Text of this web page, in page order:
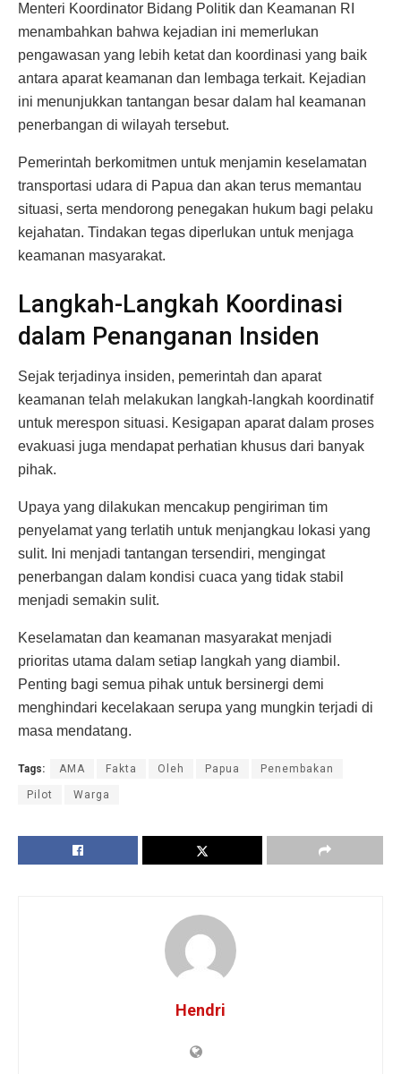
Menteri Koordinator Bidang Politik dan Keamanan RI
menambahkan bahwa kejadian ini memerlukan
pengawasan yang lebih ketat dan koordinasi yang baik
antara aparat keamanan dan lembaga terkait. Kejadian
ini menunjukkan tantangan besar dalam hal keamanan
penerbangan di wilayah tersebut.
Pemerintah berkomitmen untuk menjamin keselamatan
transportasi udara di Papua dan akan terus memantau
situasi, serta mendorong penegakan hukum bagi pelaku
kejahatan. Tindakan tegas diperlukan untuk menjaga
keamanan masyarakat.
Langkah-Langkah Koordinasi
dalam Penanganan Insiden
Sejak terjadinya insiden, pemerintah dan aparat
keamanan telah melakukan langkah-langkah koordinatif
untuk merespon situasi. Kesigapan aparat dalam proses
evakuasi juga mendapat perhatian khusus dari banyak
pihak.
Upaya yang dilakukan mencakup pengiriman tim
penyelamat yang terlatih untuk menjangkau lokasi yang
sulit. Ini menjadi tantangan tersendiri, mengingat
penerbangan dalam kondisi cuaca yang tidak stabil
menjadi semakin sulit.
Keselamatan dan keamanan masyarakat menjadi
prioritas utama dalam setiap langkah yang diambil.
Penting bagi semua pihak untuk bersinergi demi
menghindari kecelakaan serupa yang mungkin terjadi di
masa mendatang.
Tags: AMA Fakta Oleh Papua Penembakan
Pilot Warga
Hendri